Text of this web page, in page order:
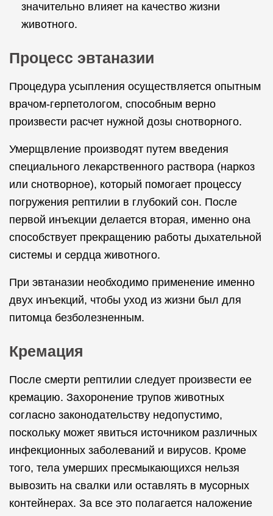
значительно влияет на качество жизни
животного.
Процесс эвтаназии
Процедура усыпления осуществляется опытным
врачом-герпетологом, способным верно
произвести расчет нужной дозы снотворного.
Умерщвление производят путем введения
специального лекарственного раствора (наркоз
или снотворное), который помогает процессу
погружения рептилии в глубокий сон. После
первой инъекции делается вторая, именно она
способствует прекращению работы дыхательной
системы и сердца животного.
При эвтаназии необходимо применение именно
двух инъекций, чтобы уход из жизни был для
питомца безболезненным.
Кремация
После смерти рептилии следует произвести ее
кремацию. Захоронение трупов животных
согласно законодательству недопустимо,
поскольку может явиться источником различных
инфекционных заболеваний и вирусов. Кроме
того, тела умерших пресмыкающихся нельзя
вывозить на свалки или оставлять в мусорных
контейнерах. За все это полагается наложение